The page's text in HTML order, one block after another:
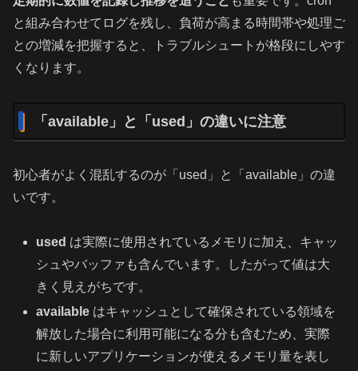
と組み合わせてログを残し、負荷が高まる時間帯や処理ご
との増減を把握すると、トラブルシュートが格段にしやす
くなります。
「available」と「used」の違いに注意
初心者がよく混乱するのが「used」と「available」の違
いです。
used は実際に使用されているメモリに加え、キャッ
シュやバッファも含んでいます。したがって値は大
きく見えがちです。
available はキャッシュとして確保されている領域を
解放した場合に利用可能になる分も含むため、実際
に新しいアプリケーションが使えるメモリ量を表し